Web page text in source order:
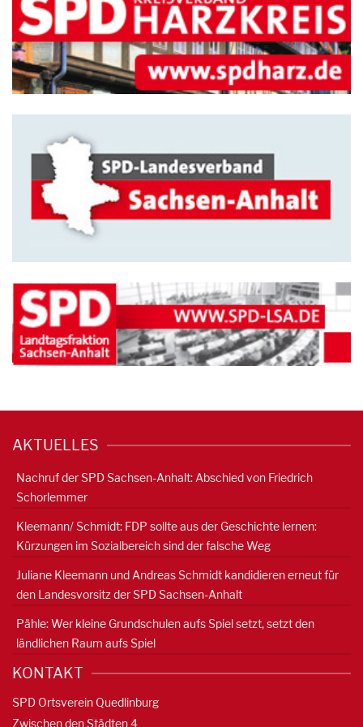
AKTUELLES
Nachruf der SPD Sachsen-Anhalt: Abschied von Friedrich
Schorlemmer
Kleemann/ Schmidt: FDP sollte aus der Geschichte lernen:
Kürzungen im Sozialbereich sind der falsche Weg
Juliane Kleemann und Andreas Schmidt kandidieren erneut für
den Landesvorsitz der SPD Sachsen-Anhalt
Pähle: Wer kleine Grundschulen aufs Spiel setzt, setzt den
ländlichen Raum aufs Spiel
KONTAKT
SPD Ortsverein Quedlinburg
Zwischen den Städten 4